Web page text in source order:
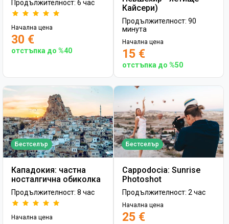
Продължителност: 6 час
Начална цена
30 €
отстъпка до %40
Кайсери)
Продължителност: 90
минута
Начална цена
15 €
отстъпка до %50
Бестселър
Кападокия: частна
носталгична обиколка
Продължителност: 8 час
Начална цена
Бестселър
Cappodocia: Sunrise
Photoshot
Продължителност: 2 час
Начална цена
25 €